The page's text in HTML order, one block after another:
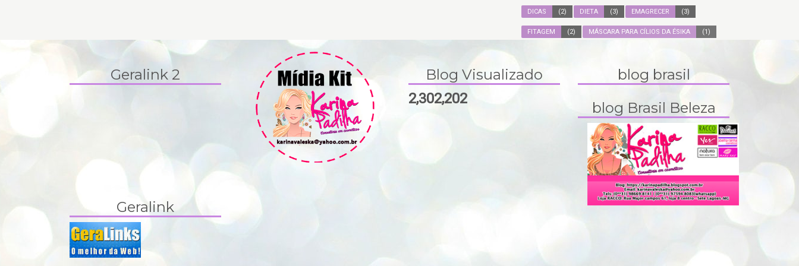
DICAS (2) DIETA (3) EMAGRECER (3)
FITAGEM (2) MÁSCARA PARA CÍLIOS DA ÉSIKA (1)
Geralink 2
Geralink
Blog Visualizado
2,302,202
blog brasil
blog Brasil Beleza